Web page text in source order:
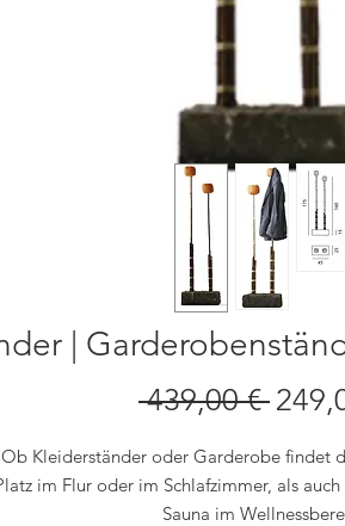
|
439,00 €
Ob Kleiderständer oder Garderobe findet
im Flur oder im Schlafzimmer, als
Sauna im